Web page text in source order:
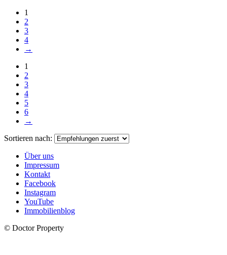
1
2
3
4
→
1
2
3
4
5
6
→
Sortieren nach:
Über uns
Impressum
Kontakt
Facebook
Instagram
YouTube
Immobilienblog
© Doctor Property